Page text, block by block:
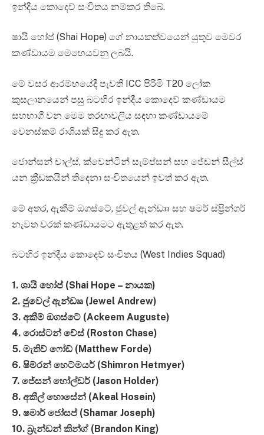
ඉන්දීය කොදෙව් සංචිතය නම්කර තිබේ.
ෂායි හෝප් (Shai Hope) ගේ නායකත්වයෙන් යුතුව මෙවර
කණ්ඩායම මෙහෙයවනු ලබයි.
මේ වසර ආරම්භයේදී පැවති ICC පිරිමි T20 ලෝක
කුසලානයෙන් පසු බටහිර ඉන්දීය කොදෙව් කණ්ඩායම
සහභාගී වන මෙම තරඟාවලිය සඳහා කණ්ඩායමේ
වෙනස්කම් රාශියක් සිදු කර ඇත.
ජොන්සන් චාල්ස්, ක්වෙන්ටින් සැම්ප්සන් සහ ජේඩන් සීල්ස්
යන ක්‍රීඩකයින් තිදෙනා සංචිතයෙන් ඉවත් කර ඇත.
මේ අතර, ඇකීම් ඔගස්ටේ, ජුවල් ඇන්ඩෲ සහ ෂමර් ස්ප්‍රින්ගර්
නැවත වරක් කණ්ඩායමට ඇතුළත් කර ඇත.
බටහිර ඉන්දීය කොදෙව් සංචිතය (West Indies Squad)
1. ශායි හෝප් (Shai Hope – නායක)
2. ජුවෙල් ඇන්ඩෲ (Jewel Andrew)
3. අකීම් ඔගස්ටේ (Ackeem Auguste)
4. රොස්ටන් චේස් (Roston Chase)
5. මැතිව් ෆෝඩ් (Matthew Forde)
6. ෂිම්රන් හෙට්මයර් (Shimron Hetmyer)
7. ජේසන් හෝල්ඩර් (Jason Holder)
8. අකීල් හොසේන් (Akeal Hosein)
9. ෂමාර් ජෝසප් (Shamar Joseph)
10. බ්‍රැන්ඩන් කින්ග් (Brandon King)